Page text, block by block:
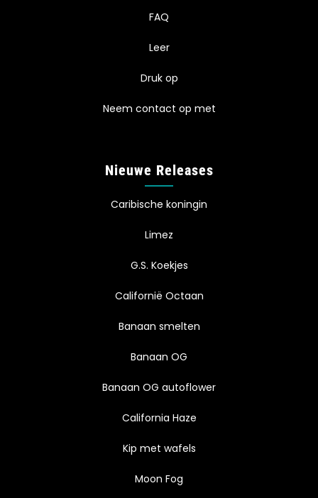
FAQ
Leer
Druk op
Neem contact op met
Nieuwe Releases
Caribische koningin
Limez
G.S. Koekjes
Californië Octaan
Banaan smelten
Banaan OG
Banaan OG autoflower
California Haze
Kip met wafels
Moon Fog